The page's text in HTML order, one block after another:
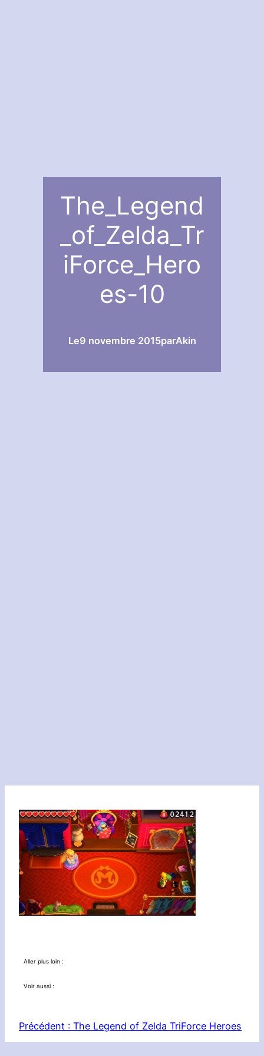
The_Legend
_of_Zelda_Tr
iForce_Hero
es-10
Le9 novembre 2015parAkin
Aller plus loin :
Voir aussi :
Précédent : The Legend of Zelda TriForce Heroes